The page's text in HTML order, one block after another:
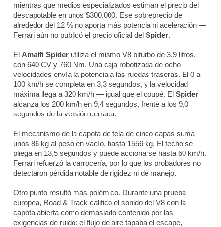
mientras que medios especializados estiman el precio del
descapotable en unos $300.000. Ese sobreprecio de
alrededor del 12 % no aporta más potencia ni aceleración —
Ferrari aún no publicó el precio oficial del Spider.
El Amalfi Spider utiliza el mismo V8 biturbo de 3,9 litros,
con 640 CV y 760 Nm. Una caja robotizada de ocho
velocidades envía la potencia a las ruedas traseras. El 0 a
100 km/h se completa en 3,3 segundos, y la velocidad
máxima llega a 320 km/h — igual que el coupé. El Spider
alcanza los 200 km/h en 9,4 segundos, frente a los 9,0
segundos de la versión cerrada.
El mecanismo de la capota de tela de cinco capas suma
unos 86 kg al peso en vacío, hasta 1556 kg. El techo se
pliega en 13,5 segundos y puede accionarse hasta 60 km/h.
Ferrari refuerzó la carrocería, por lo que los probadores no
detectaron pérdida notable de rigidez ni de manejo.
Otro punto resultó más polémico. Durante una prueba
europea, Road & Track calificó el sonido del V8 con la
capota abierta como demasiado contenido por las
exigencias de ruido: el flujo de aire tapaba el escape,